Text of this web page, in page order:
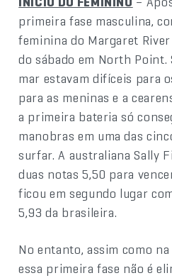
primeira fase masculina,
feminina do Margaret
do sábado em North Point.
mar estavam difíceis para
para as meninas e a
a primeira bateria só
manobras em uma das
surfar. A australiana Sally
duas notas 5,50 para
ficou em segundo lugar
5,93 da brasileira.
No entanto, assim como
essa primeira fase não é